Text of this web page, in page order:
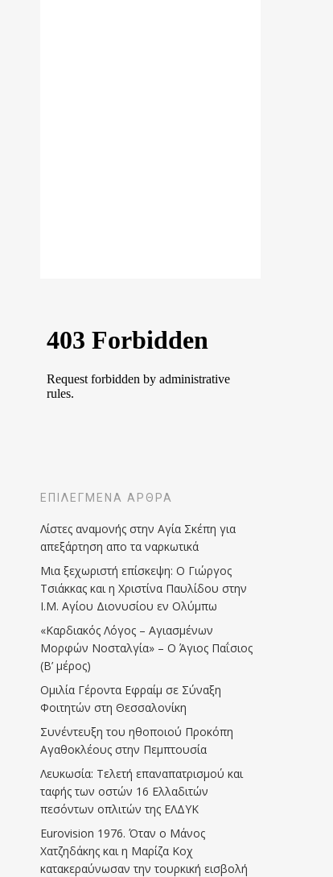
ΕΠΙΛΕΓΜΈΝΑ ΆΡΘΡΑ
Λίστες αναμονής στην Αγία Σκέπη για
απεξάρτηση απο τα ναρκωτικά
Μια ξεχωριστή επίσκεψη: Ο Γιώργος
Τσιάκκας και η Χριστίνα Παυλίδου στην
Ι.Μ. Αγίου Διονυσίου εν Ολύμπω
«Καρδιακός Λόγος – Αγιασμένων
Μορφών Νοσταλγία» – Ο Άγιος Παΐσιος
(Β’ μέρος)
Ομιλία Γέροντα Εφραίμ σε Σύναξη
Φοιτητών στη Θεσσαλονίκη
Συνέντευξη του ηθοποιού Προκόπη
Αγαθοκλέους στην Πεμπτουσία
Λευκωσία: Τελετή επαναπατρισμού και
ταφής των οστών 16 Ελλαδιτών
πεσόντων οπλιτών της ΕΛΔΥΚ
Eurovision 1976. Όταν ο Μάνος
Χατζηδάκης και η Μαρίζα Κοχ
κατακεραύνωσαν την τουρκική εισβολή